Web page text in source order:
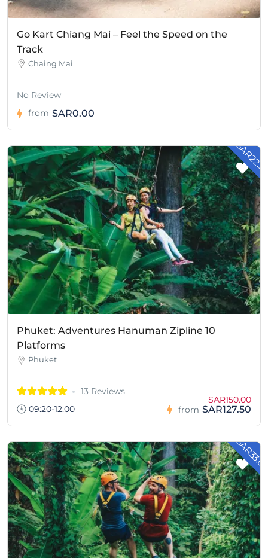
Go Kart Chiang Mai – Feel the Speed on the
Track
Chaing Mai
No Review
from SAR0.00
-
Phuket: Adventures Hanuman Zipline 10
Platforms
Phuket
13 Reviews
09:20-12:00
from
SAR150.00
SAR127.50
-